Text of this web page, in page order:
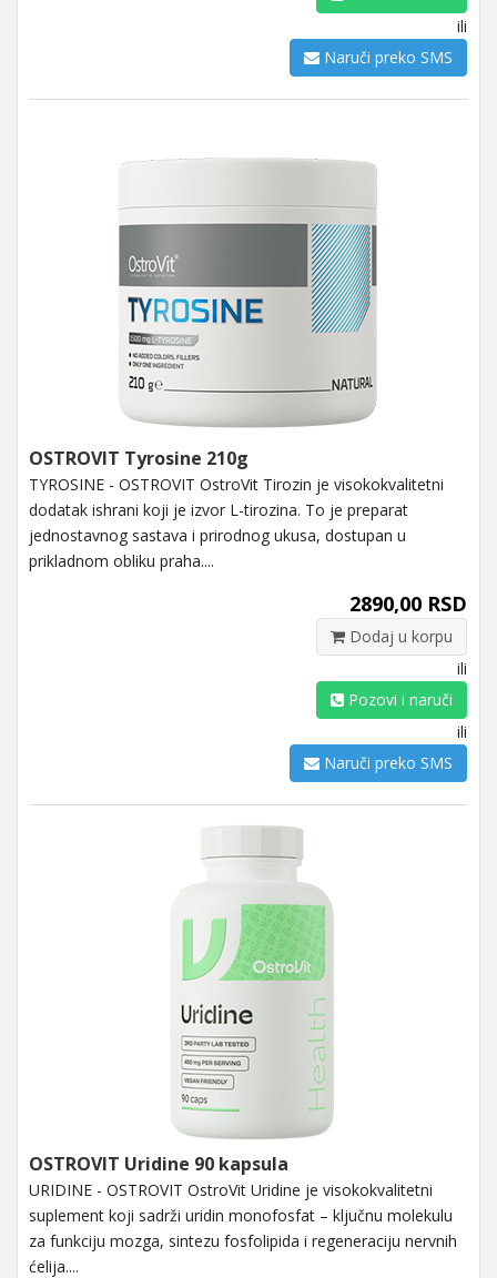
ili
Naruči preko SMS
OSTROVIT Tyrosine 210g
TYROSINE - OSTROVIT OstroVit Tirozin je visokokvalitetni
dodatak ishrani koji je izvor L-tirozina. To je preparat
jednostavnog sastava i prirodnog ukusa, dostupan u
prikladnom obliku praha....
2890,00 RSD
Dodaj u korpu
ili
Pozovi i naruči
ili
Naruči preko SMS
OSTROVIT Uridine 90 kapsula
URIDINE - OSTROVIT OstroVit Uridine je visokokvalitetni
suplement koji sadrži uridin monofosfat – ključnu molekulu
za funkciju mozga, sintezu fosfolipida i regeneraciju nervnih
ćelija....